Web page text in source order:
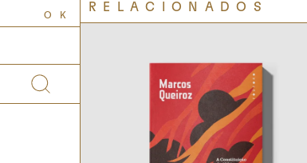
OK
RELACIONADOS